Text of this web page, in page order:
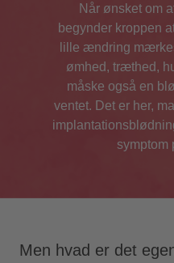
Når ønsket om
begynder kroppen
lille ændring
ømhed, træthed,
måske også en
ventet. Det er her,
symptom
Men hvad er det